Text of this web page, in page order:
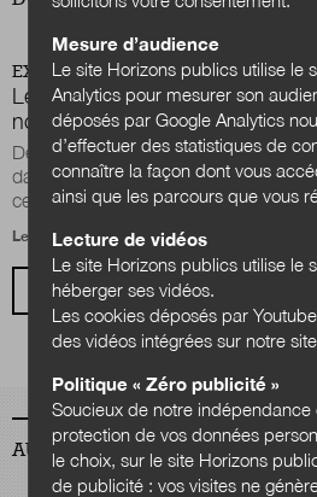
EXPERTISES
Les Régions et le développement
nouvelle territorialisation de leurs
Depuis les premières lois de
dans les années 1980, politiques et
cesse de souligner les...
Le 2 juillet 2020
VOIR TOUS LES ARTICLES
AUTEURS
Mesure d’audience
Le site Horizons publics utilise le
Analytics pour mesurer son
déposés par Google Analytics
d’effectuer des statistiques de
connaître la façon dont vous
ainsi que les parcours que vous
Lecture de vidéos
Le site Horizons publics utilise le
héberger ses vidéos.
Les cookies déposés par
des vidéos intégrées sur notre site.
Politique « Zéro publicité »
Soucieux de notre indépendance
protection de vos données
le choix, sur le site Horizons
de publicité : vos visites ne